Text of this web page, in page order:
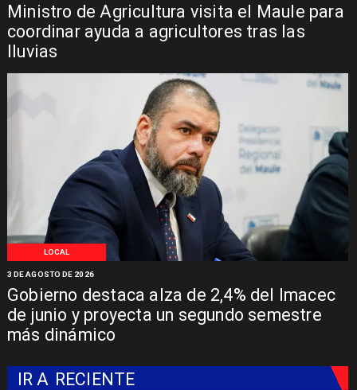
Ministro de Agricultura visita el Maule para
coordinar ayuda a agricultores tras las
lluvias
LOCAL
Gobierno destaca alza de 2,4% del Imacec
de junio y proyecta un segundo semestre
más dinámico
3 DE AGOSTO DE 2026
IR A RECIENTE